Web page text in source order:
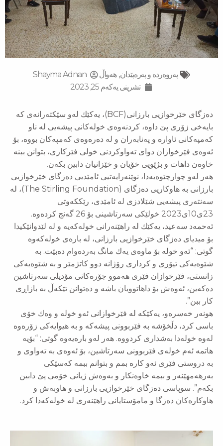
پەروەردە و پەرەپێدان,‌‌هەواڵ
Shayma Adnan
تشرینی یەکەم 25, 2023
دەزگای خێرخوازیی بارزانی(BCF)، یەكێك لەو سێكتەرانەی كە
بایەخی زۆری پێ داوە، كردنەوەی خولەكانی پیشەیی لە ناو
كەمپەكانی ئاوارە و پەنابەران و لە دەرەوەی كەمپەكان بووە، بۆ
ئەوەی فێرخوازان دوای تەواوكردنی خولی فێركاری، بتوانن ببنە
خاوەن داهات و بژێویی خۆیان و خێزانیان دابین بكەن.
هەر لەو چوارچێوەیەدا، نوێنەرایەتیی ئامێدیی دەزگای خێرخوازیی
بارزانی بە هاوكاریی دەزگای (The Stirling Foundation)، لە
سەنتەری پیشەیی شێلادزی لە ئامێدی، رێككەوتی
23ی10ی2023 خولێكی سەرتاشینی بۆ 26 گەنج كردەوە.
ئەحمەد سەعید، یەكێك لە راهێنەرانی خولەكەیە و لە لێدوانێكیدا
بۆ میدیای دەزگای خێرخوازیی بارزانی، لە بارەی خولەكەوە
گوتی: “ئەو خولە بۆ ماوەی یەك مانگ بەردەوام دەبێت. بە
شێوەیەكی تیۆری و كرداری رۆژانە دوو كاتژمێر و بە شێوەیەكی
زانستی، فێرخوازان فێری هەموو جۆرەكانی مۆدیلی سەرتاشین
دەكەین، ئەوەش بۆ داهاتوویان باشە و دەتوانن تێكەڵ بە بازاڕی
كار ببن”.
هونەر خەسرەو، یەكێكە لە فێرخوازانی ئەو خولە و وەك خۆی
باسی كرد، دڵخۆشە بە فێربوونی پیشەكە و بە هیوایەكی زۆرەوە
لەوە خولەدا بەشداری كردووە. هەر لەو بارەیەوە گوتی: “بۆیە
هاتمە ئەم خولەی فێربوونی سەرتاشین، بۆ ئەوەی بە تەواوی و
بە دروستی فێری ئەو كارە بمم و بتوانم ببمە كەسێكی
بەرهەمهێنەر و ببمە خاوەنكار و بەوەش ژیانی خۆمی پێ دابین
بكەم”. سوپاسی دەزگای خێرخوازیی بارزانی و هاوبەش و
هاوكارەكان دەزگا و مامۆستایانی راهێنەری لە خولەكەدا كرد.